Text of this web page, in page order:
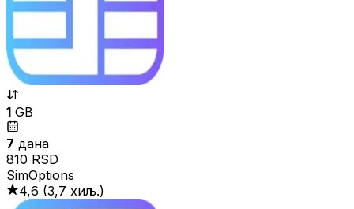
1 GB
7 дана
810 RSD
SimOptions
4,6 (3,7 хиљ.)